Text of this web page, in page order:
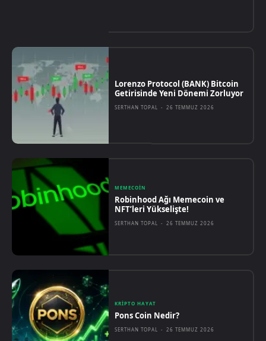
Lorenzo Protocol (BANK) Bitcoin
Getirisinde Yeni Dönemi Zorluyor
SERTHAN TOPAL - 26 TEMMUZ 2026
MEMECOIN
Robinhood Ağı Memecoin ve
NFT’leri Yükselişte!
SERTHAN TOPAL - 26 TEMMUZ 2026
KRIPTO HAYAT
Pons Coin Nedir?
SERTHAN TOPAL - 26 TEMMUZ 2026